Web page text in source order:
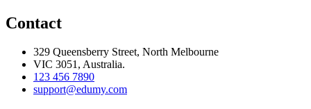
Contact
329 Queensberry Street, North Melbourne
VIC 3051, Australia.
123 456 7890
support@edumy.com